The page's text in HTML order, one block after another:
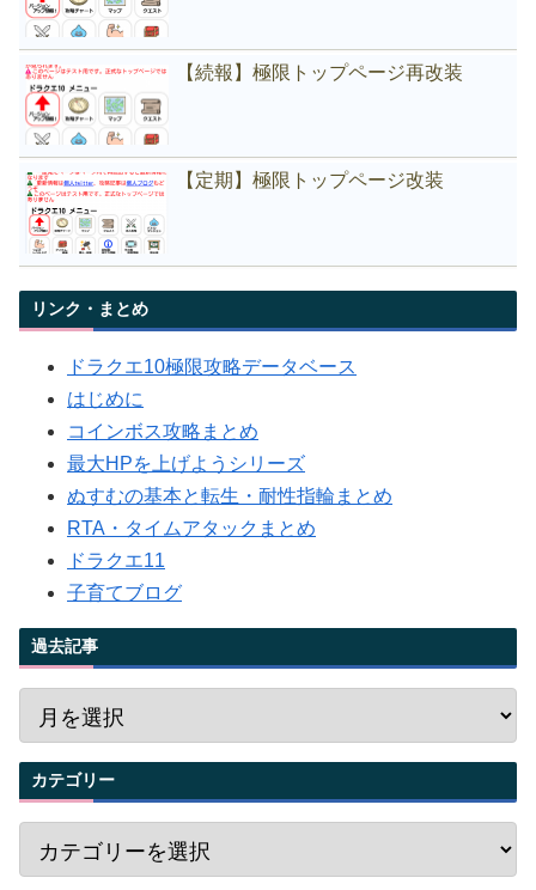
【続報】極限トップページ再改装
【定期】極限トップページ改装
リンク・まとめ
ドラクエ10極限攻略データベース
はじめに
コインボス攻略まとめ
最大HPを上げようシリーズ
ぬすむの基本と転生・耐性指輪まとめ
RTA・タイムアタックまとめ
ドラクエ11
子育てブログ
過去記事
カテゴリー